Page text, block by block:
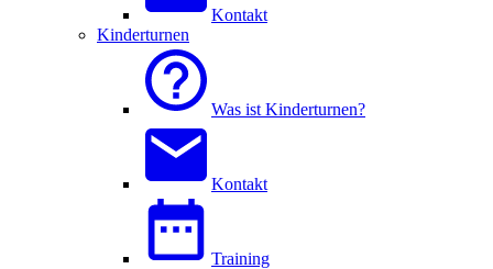
Kontakt
Kinderturnen
Was ist Kinderturnen?
Kontakt
Training